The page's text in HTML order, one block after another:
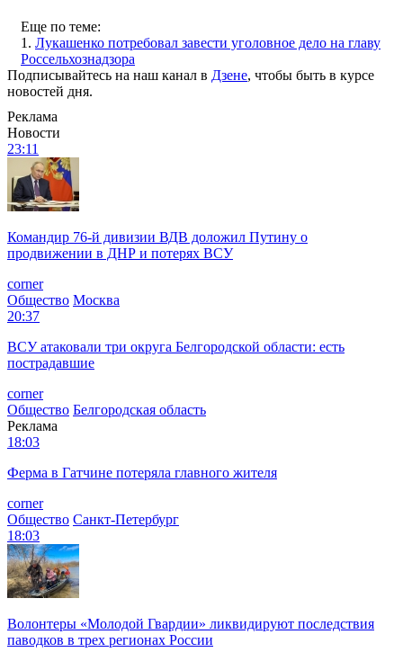
Еще по теме:
1. Лукашенко потребовал завести уголовное дело на главу
Россельхознадзора
Подписывайтесь на наш канал в Дзене, чтобы быть в курсе
новостей дня.
Реклама
Новости
23:11
Командир 76-й дивизии ВДВ доложил Путину о
продвижении в ДНР и потерях ВСУ
corner
Общество Москва
20:37
ВСУ атаковали три округа Белгородской области: есть
пострадавшие
corner
Общество Белгородская область
Реклама
18:03
Ферма в Гатчине потеряла главного жителя
corner
Общество Санкт-Петербург
18:03
Волонтеры «Молодой Гвардии» ликвидируют последствия
паводков в трех регионах России